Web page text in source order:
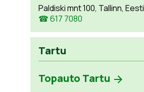
Paldiski mnt 100, Tallinn, Eesti
☎ 617 7080
Tartu
Topauto Tartu